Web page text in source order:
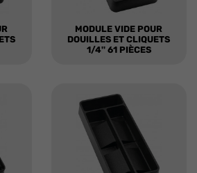
MODULE VIDE POUR
DOUILLES ET CLIQUETS
1/4'' 61 PIÈCES